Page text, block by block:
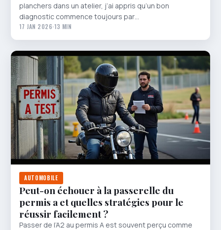
planchers dans un atelier, j’ai appris qu’un bon
diagnostic commence toujours par…
17 JAN 2026·13 MIN
AUTOMOBILE
Peut-on échouer à la passerelle du
permis a et quelles stratégies pour le
réussir facilement ?
Passer de l’A2 au permis A est souvent perçu comme